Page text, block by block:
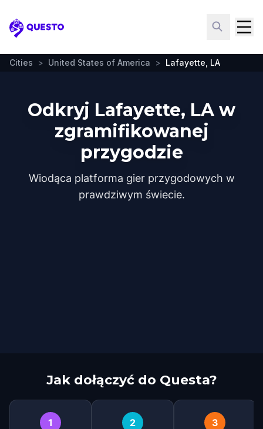
Questo
Cities > United States of America > Lafayette, LA
Odkryj Lafayette, LA w
zgramifikowanej
przygodzie
Wiodąca platforma gier przygodowych w
prawdziwym świecie.
Jak dołączyć do Questa?
1 2 3